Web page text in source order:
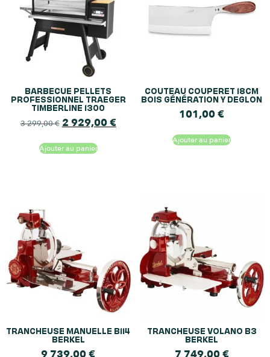
BARBECUE PELLETS
PROFESSIONNEL TRAEGER
TIMBERLINE 1300
3 299,00€ 2 929,00€
Ajouter au panier
COUTEAU COUPERET 18CM
BOIS GÉNÉRATION Y DEGLON
101,00€
Ajouter au panier
TRANCHEUSE MANUELLE B114
BERKEL
TRANCHEUSE VOLANO B3
BERKEL